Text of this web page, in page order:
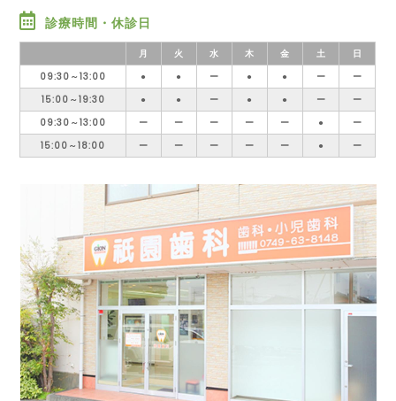
診療時間・休診日
月 火 水 木 金 土
日
09:30～13:00
● ● ー ● ● ー
ー
15:00～19:30
● ● ー ● ● ー
ー
09:30～13:00
ー ー ー ー ー ●
ー
15:00～18:00
ー ー ー ー ー ● ー